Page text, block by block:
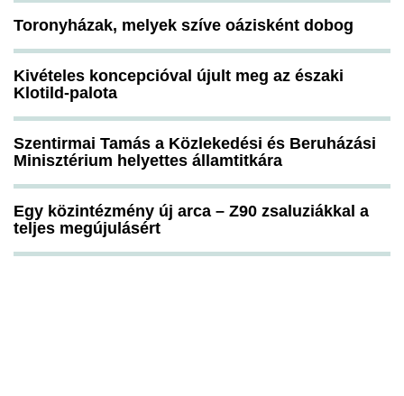
Toronyházak, melyek szíve oázisként dobog
Kivételes koncepcióval újult meg az északi
Klotild-palota
Szentirmai Tamás a Közlekedési és Beruházási
Minisztérium helyettes államtitkára
Egy közintézmény új arca – Z90 zsaluziákkal a
teljes megújulásért